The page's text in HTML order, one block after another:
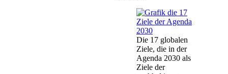
Die 17 globalen
Ziele, die in der
Agenda 2030 als
Ziele der